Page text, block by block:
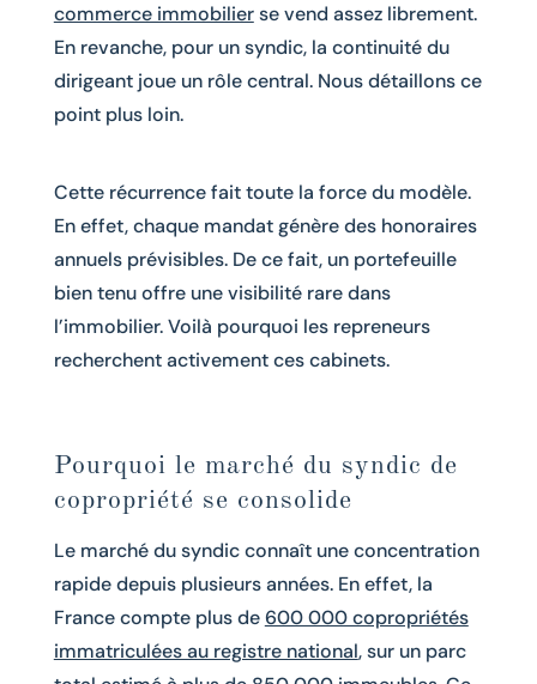
commerce immobilierse vend assez librement.
En revanche, pour un syndic, la continuité du
dirigeant joue un rôle central. Nous détaillons ce
point plus loin.
Cette récurrence fait toute la force du modèle.
En effet, chaque mandat génère des honoraires
annuels prévisibles. De ce fait, un portefeuille
bien tenu offre une visibilité rare dans
l’immobilier. Voilà pourquoi les repreneurs
recherchent activement ces cabinets.
Pourquoi le marché du syndic de
copropriété se consolide
Le marché du syndic connaît une concentration
rapide depuis plusieurs années. En effet, la
France compte plus de600 000 copropriétés
immatriculées au registre national, sur un parc